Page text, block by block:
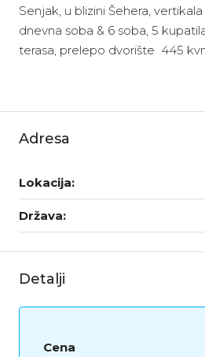
Senjak, u blizini Šehera,
dnevna soba & 6 soba, 5
terasa, prelepo dvorište 445
Adresa
Lokacija:
Država:
Detalji
Cena